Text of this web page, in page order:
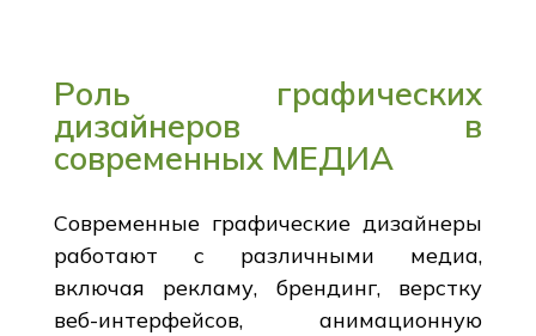
Роль графических
дизайнеров в
современных МЕДИА
Современные графические дизайнеры
работают с различными медиа,
включая рекламу, брендинг, верстку
веб-интерфейсов, анимационную